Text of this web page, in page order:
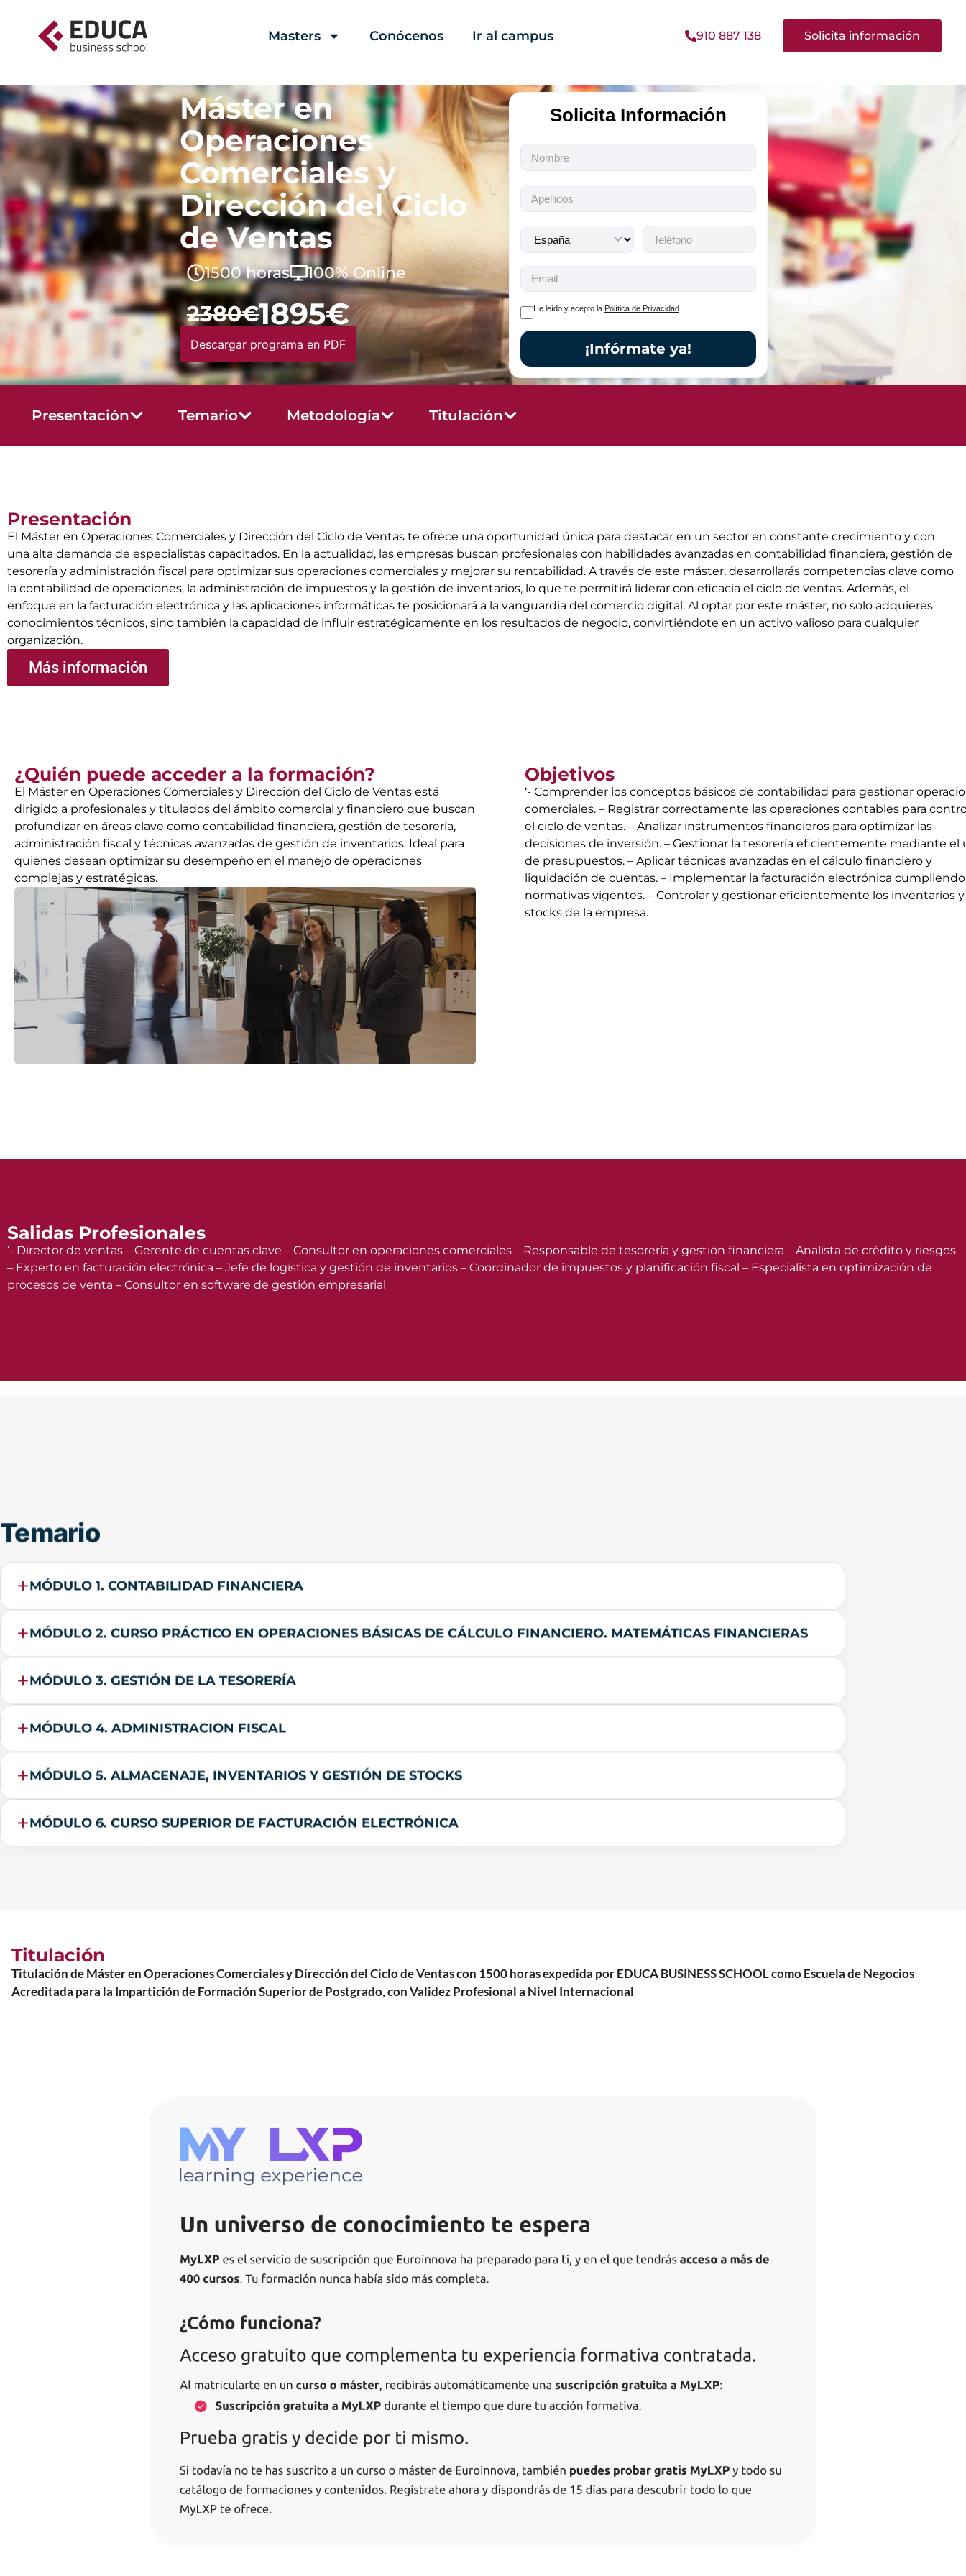
Masters Conócenos Ir al campus Solicita información
910 887 138
Máster en
Operaciones
Comerciales y
Dirección del Ciclo
de Ventas
1500 horas 100% Online
2380€1895€
Descargar programa en PDF
Solicita Información
Todos
los
son
obligatorios.
He leído y acepto la Política de Privacidad
¡Infórmate ya!
Presentación Temario Metodología Titulación
Presentación
El Máster en Operaciones Comerciales y Dirección del Ciclo de Ventas te ofrece una oportunidad única para destacar en un sector en constante crecimiento y con
una alta demanda de especialistas capacitados. En la actualidad, las empresas buscan profesionales con habilidades avanzadas en contabilidad financiera, gestión de
tesorería y administración fiscal para optimizar sus operaciones comerciales y mejorar su rentabilidad. A través de este máster, desarrollarás competencias clave como
la contabilidad de operaciones, la administración de impuestos y la gestión de inventarios, lo que te permitirá liderar con eficacia el ciclo de ventas. Además, el
enfoque en la facturación electrónica y las aplicaciones informáticas te posicionará a la vanguardia del comercio digital. Al optar por este máster, no solo adquieres
conocimientos técnicos, sino también la capacidad de influir estratégicamente en los resultados de negocio, convirtiéndote en un activo valioso para cualquier
organización.
Más información
¿Quién puede acceder a la formación?
El Máster en Operaciones Comerciales y Dirección del Ciclo de Ventas está
dirigido a profesionales y titulados del ámbito comercial y financiero que buscan
profundizar en áreas clave como contabilidad financiera, gestión de tesorería,
administración fiscal y técnicas avanzadas de gestión de inventarios. Ideal para
quienes desean optimizar su desempeño en el manejo de operaciones
complejas y estratégicas.
Objetivos
‘- Comprender los conceptos básicos de contabilidad para gestionar
comerciales. – Registrar correctamente las operaciones contables para
el ciclo de ventas. – Analizar instrumentos financieros para optimizar las
decisiones de inversión. – Gestionar la tesorería eficientemente mediante el
de presupuestos. – Aplicar técnicas avanzadas en el cálculo financiero y
liquidación de cuentas. – Implementar la facturación electrónica cumpliendo
normativas vigentes. – Controlar y gestionar eficientemente los inventarios y
stocks de la empresa.
Salidas Profesionales
‘- Director de ventas – Gerente de cuentas clave – Consultor en operaciones comerciales – Responsable de tesorería y gestión financiera – Analista de crédito y riesgos
– Experto en facturación electrónica – Jefe de logística y gestión de inventarios – Coordinador de impuestos y planificación fiscal – Especialista en optimización de
procesos de venta – Consultor en software de gestión empresarial
Temario
Titulación
Titulación de Máster en Operaciones Comerciales y Dirección del Ciclo de Ventas con 1500 horas expedida por EDUCA BUSINESS SCHOOL como Escuela de Negocios
Acreditada para la Impartición de Formación Superior de Postgrado, con Validez Profesional a Nivel Internacional